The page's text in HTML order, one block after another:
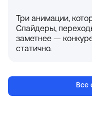
Три анимации,
Слайдеры,
заметнее —
статично.
Все